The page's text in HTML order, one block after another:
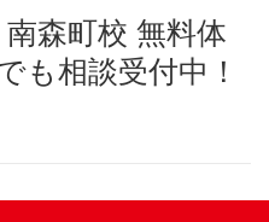
森町校 無料体
も相談受付中！